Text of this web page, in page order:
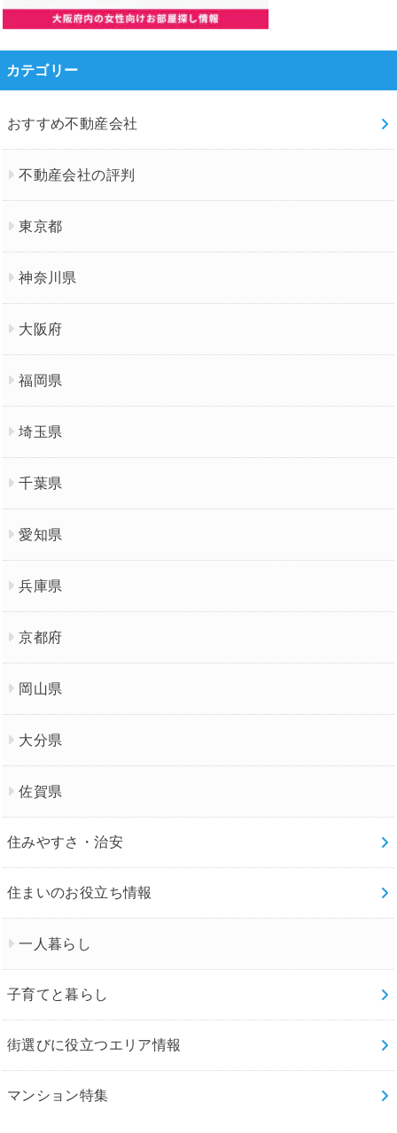
カテゴリー
おすすめ不動産会社
不動産会社の評判
東京都
神奈川県
大阪府
福岡県
埼玉県
千葉県
愛知県
兵庫県
京都府
岡山県
大分県
佐賀県
住みやすさ・治安
住まいのお役立ち情報
一人暮らし
子育てと暮らし
街選びに役立つエリア情報
マンション特集